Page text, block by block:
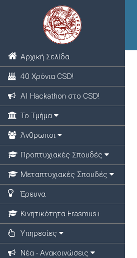
Αρχική Σελίδα
40 Χρόνια CSD!
ΑΙ Hackathon στο CSD!
Το Τμήμα
Άνθρωποι
Προπτυχιακές Σπουδές
Μεταπτυχιακές Σπουδές
Έρευνα
Κινητικότητα Erasmus+
Υπηρεσίες
Νέα - Ανακοινώσεις